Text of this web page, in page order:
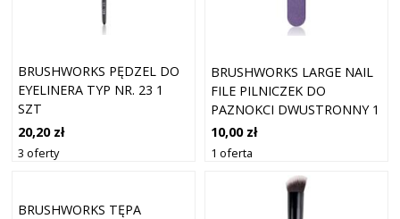
BRUSHWORKS PĘDZEL DO
EYELINERA TYP NR. 23 1
SZT
20,20 zł
3 oferty
BRUSHWORKS LARGE NAIL
FILE PILNICZEK DO
PAZNOKCI DWUSTRONNY 1
SZT.
10,00 zł
1 oferta
BRUSHWORKS TĘPA